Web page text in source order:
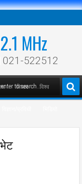
MHz
522512
विचार विश्व